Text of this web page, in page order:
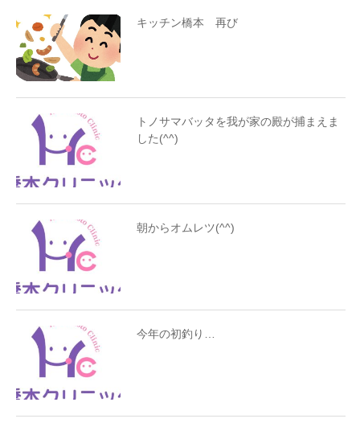
キッチン橋本 再び
トノサマバッタを我が家の殿が捕まえま
した(^^)
朝からオムレツ(^^)
今年の初釣り…